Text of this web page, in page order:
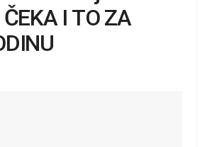
I TO ZA